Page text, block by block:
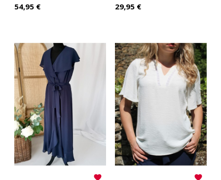
Prix
54,95 € Prix
29,95 €
 